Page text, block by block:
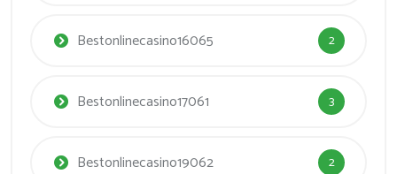
Bestonlinecasino16065 2
Bestonlinecasino17061 3
Bestonlinecasino19062 2